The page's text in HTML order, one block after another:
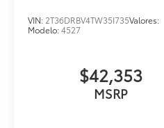
VIN: 2T36DRBV4TW35I735Valores:
Modelo:4527
$42,353
MSRP